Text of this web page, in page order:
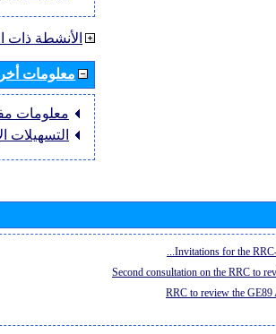
الأنشطة ذات
معلومات
معلومات
التسهيلات
Invitations for the RRC-
Second consultation on the RRC to
RRC to review the GE89